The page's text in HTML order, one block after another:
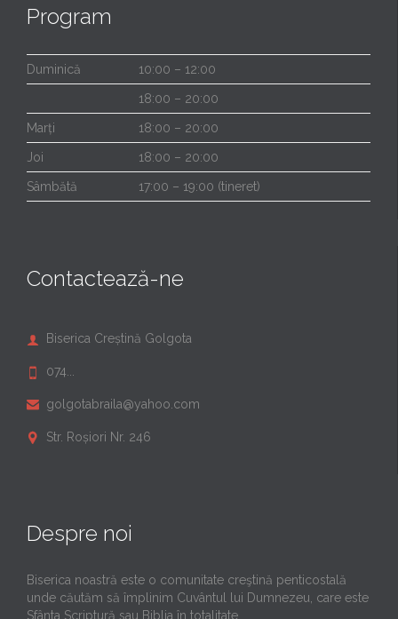
Program
Duminică 10:00 – 12:00
18:00 – 20:00
Marți 18:00 – 20:00
Joi 18:00 – 20:00
Sâmbătă 17:00 – 19:00 (tineret)
Contactează-ne
 Biserica Creștină Golgota
 074...
 golgotabraila@yahoo.com
 Str. Roșiori Nr. 246
Despre noi
Biserica noastră este o comunitate creştină penticostală
unde căutăm să împlinim Cuvântul lui Dumnezeu, care este
Sfânta Scriptură sau Biblia în totalitate.